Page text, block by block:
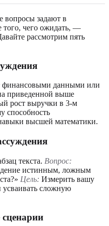
вопросы задают в
того, чего ожидать, —
рассмотрим пять
финансовыми данными или
приведенной выше
рост выручки в 3-м
способность
высшей математики.
текста. Вопрос:
истинным, ложным
Цель: Измерить вашу
усваивать сложную